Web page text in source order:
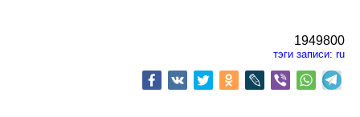
1949800
тэги записи: ru